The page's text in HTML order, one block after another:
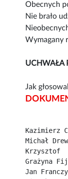
Obecnych
Nie brało
Wymagany
UCHWAŁA
Jak
Michał
Grażyna
Jan